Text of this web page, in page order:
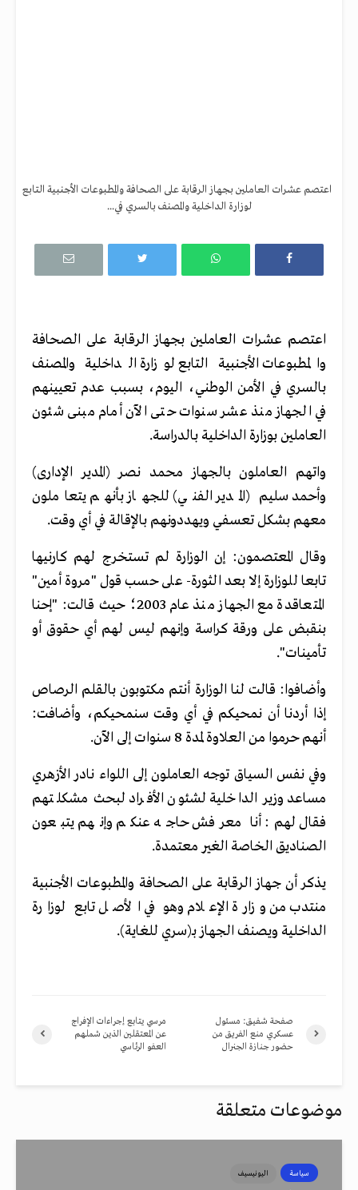
اعتصم عشرات العاملين بجهاز الرقابة على الصحافة والمطبوعات الأجنبية التابع
لوزارة الداخلية والمصنف بالسري في...
اعتصم عشرات العاملين بجهاز الرقابة على الصحافة
والمطبوعات الأجنبية التابع لوزارة الداخلية والمصنف
بالسري في الأمن الوطني، اليوم، بسبب عدم تعيينهم
في الجهاز منذ عشر سنوات حتى الآن أمام مبنى شئون
العاملين بوزارة الداخلية بالدراسة.
واتهم العاملون بالجهاز محمد نصر (المدير الإدارى)
وأحمد سليم (المدير الفني) للجهاز بأنهم يتعاملون
معهم بشكل تعسفي ويهددونهم بالإقالة في أي وقت.
وقال المعتصمون: إن الوزارة لم تستخرج لهم كارنيها
تابعا للوزارة إلا بعد الثورة- على حسب قول "مروة أمين"
المتعاقدة مع الجهاز منذ عام 2003؛ حيث قالت: "إحنا
بنقبض على ورقة كراسة وإنهم ليس لهم أي حقوق أو
تأمينات".
وأضافوا: قالت لنا الوزارة أنتم مكتوبون بالقلم الرصاص
إذا أردنا أن نمحيكم في أي وقت سنمحيكم، وأضافت:
أنهم حرموا من العلاوة لمدة 8 سنوات إلى الآن.
وفي نفس السياق توجه العاملون إلى اللواء نادر الأزهري
مساعد وزير الداخلية لشئون الأفراد لبحث مشكلتهم
فقال لهم: أنا معرفش حاجه عنكم وإنهم يتبعون
الصناديق الخاصة الغير معتمدة.
يذكر أن جهاز الرقابة على الصحافة والمطبوعات الأجنبية
منتدب من وزارة الإعلام وهو في الأصل تابع لوزارة
الداخلية ويصنف الجهاز بـ(سري للغاية).
مرسي يتابع إجراءات الإفراج
عن المعتقلين الذين شملهم
العفو الرئاسي
صفحة شفيق: مسئول
عسكري منع الفريق من
حضور جنازة الجنرال
موضوعات متعلقة
سياسة اليونيسيف